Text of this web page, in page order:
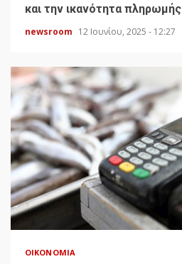
και την ικανότητα πληρωμής
newsroom 12 Ιουνίου, 2025 - 12:27
ΟΙΚΟΝΟΜΊΑ